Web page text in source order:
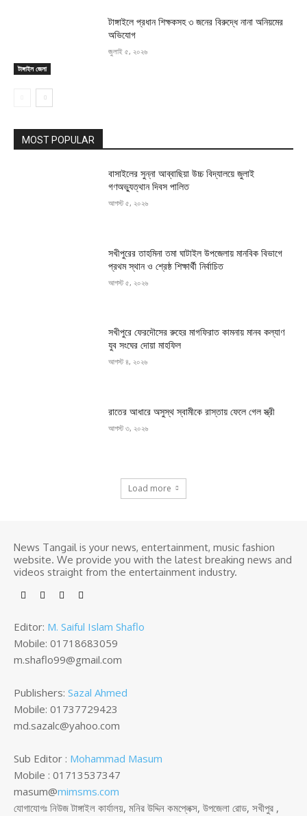
টাঙ্গাইল জেলা
টাঙ্গাইলে প্রধান শিক্ষকসহ ৩ জনের বিরুদ্ধে নানা অনিয়মের
অভিযোগ
জুলাই ৫, ২০২৬
MOST POPULAR
বাসাইলের সুন্না আব্বাছিয়া উচ্চ বিদ্যালয়ে জুলাই
গণঅভ্যুত্থান দিবস পালিত
আগস্ট ৫, ২০২৬
সখীপুরের তাহমিনা তমা ঘাটাইল উপজেলায় মানবিক বিভাগে
প্রথম স্থান ও শ্রেষ্ঠ শিক্ষার্থী নির্বাচিত
আগস্ট ৫, ২০২৬
সখীপুরে ফেরদৌসের রুহের মাগফিরাত কামনায় মানব কল্যাণ
যুব সংঘের দোয়া মাহফিল
আগস্ট ৪, ২০২৬
রাতের আধারে অসুস্থ স্বামীকে রাস্তায় ফেলে গেল স্ত্রী
আগস্ট ৩, ২০২৬
Load more
News Tangail is your news, entertainment, music fashion
website. We provide you with the latest breaking news and
videos straight from the entertainment industry.
Editor: M. Saiful Islam Shaflo
Mobile: 01718683059
m.shaflo99@gmail.com
Publishers: Sazal Ahmed
Mobile: 01737729423
md.sazalc@yahoo.com
Sub Editor : Mohammad Masum
Mobile : 01713537347
masum@mimsms.com
যোগাযোগঃ নিউজ টাঙ্গাইল কার্যালয়, মনির উদ্দিন কমপ্লেক্স, উপজেলা রোড, সখীপুর ,